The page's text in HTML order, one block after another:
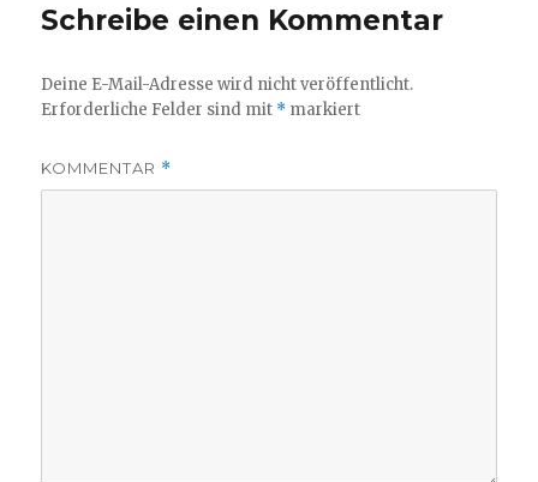
Schreibe einen Kommentar
Deine E-Mail-Adresse wird nicht veröffentlicht.
Erforderliche Felder sind mit * markiert
KOMMENTAR *